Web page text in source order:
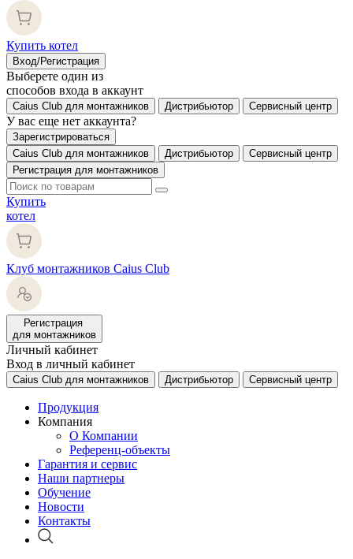
Купить котел
Вход/Регистрация
Выберете один из
способов входа в аккаунт
Caius Club для монтажников Дистрибьютор Сервисный центр
У вас еще нет аккаунта?
Зарегистрироваться
Caius Club для монтажников
Дистрибьютор
Сервисный центр
Регистрация для монтажников
Купить
котел
Клуб монтажников Caius Club
Регистрация
для монтажников
Личный кабинет
Вход в личный кабинет
Caius Club для монтажников Дистрибьютор Сервисный центр
Продукция
Компания
О Компании
Референц-объекты
Гарантия и сервис
Наши партнеры
Обучение
Новости
Контакты